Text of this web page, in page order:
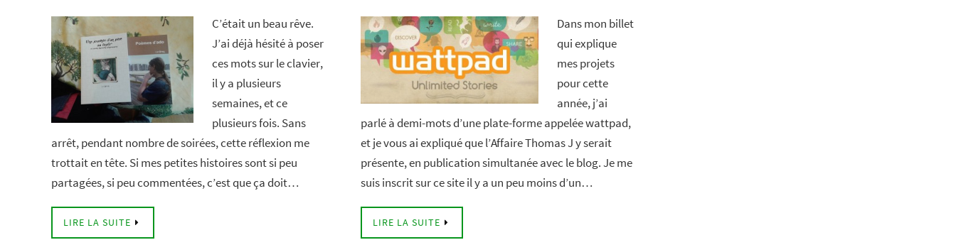
C’était un beau rêve.
J’ai déjà hésité à poser
ces mots sur le clavier,
il y a plusieurs
semaines, et ce
plusieurs fois. Sans
arrêt, pendant nombre de soirées, cette réflexion me
trottait en tête. Si mes petites histoires sont si peu
partagées, si peu commentées, c’est que ça doit…
LIRE LA SUITE
Dans mon billet
qui explique
mes projets
pour cette
année, j’ai
parlé à demi-mots d’une plate-forme appelée wattpad,
et je vous ai expliqué que l’Affaire Thomas J y serait
présente, en publication simultanée avec le blog. Je me
suis inscrit sur ce site il y a un peu moins d’un…
LIRE LA SUITE